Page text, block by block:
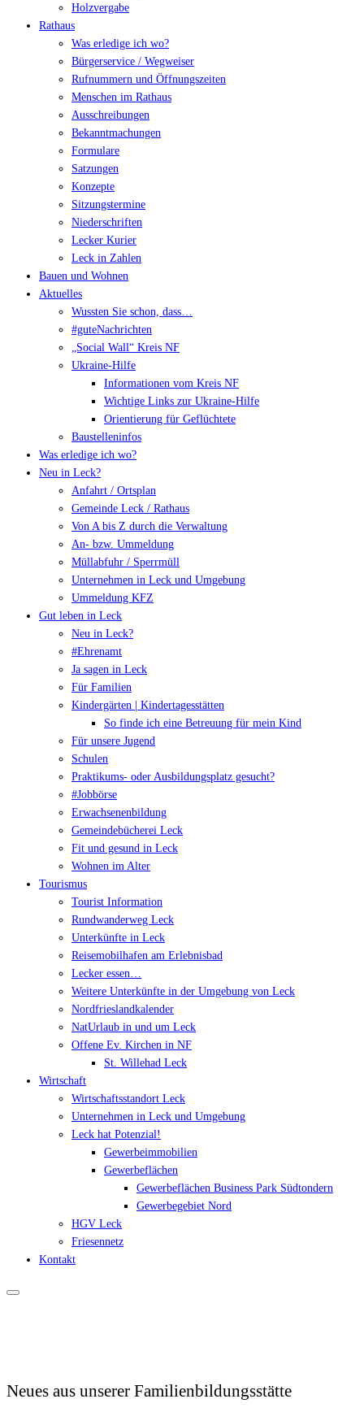
Holzvergabe
Rathaus
Was erledige ich wo?
Bürgerservice / Wegweiser
Rufnummern und Öffnungszeiten
Menschen im Rathaus
Ausschreibungen
Bekanntmachungen
Formulare
Satzungen
Konzepte
Sitzungstermine
Niederschriften
Lecker Kurier
Leck in Zahlen
Bauen und Wohnen
Aktuelles
Wussten Sie schon, dass…
#guteNachrichten
„Social Wall“ Kreis NF
Ukraine-Hilfe
Informationen vom Kreis NF
Wichtige Links zur Ukraine-Hilfe
Orientierung für Geflüchtete
Baustelleninfos
Was erledige ich wo?
Neu in Leck?
Anfahrt / Ortsplan
Gemeinde Leck / Rathaus
Von A bis Z durch die Verwaltung
An- bzw. Ummeldung
Müllabfuhr / Sperrmüll
Unternehmen in Leck und Umgebung
Ummeldung KFZ
Gut leben in Leck
Neu in Leck?
#Ehrenamt
Ja sagen in Leck
Für Familien
Kindergärten | Kindertagesstätten
So finde ich eine Betreuung für mein Kind
Für unsere Jugend
Schulen
Praktikums- oder Ausbildungsplatz gesucht?
#Jobbörse
Erwachsenenbildung
Gemeindebücherei Leck
Fit und gesund in Leck
Wohnen im Alter
Tourismus
Tourist Information
Rundwanderweg Leck
Unterkünfte in Leck
Reisemobilhafen am Erlebnisbad
Lecker essen…
Weitere Unterkünfte in der Umgebung von Leck
Nordfrieslandkalender
NatUrlaub in und um Leck
Offene Ev. Kirchen in NF
St. Willehad Leck
Wirtschaft
Wirtschaftsstandort Leck
Unternehmen in Leck und Umgebung
Leck hat Potenzial!
Gewerbeimmobilien
Gewerbeflächen
Gewerbeflächen Business Park Südtondern
Gewerbegebiet Nord
HGV Leck
Friesennetz
Kontakt
Neues aus unserer Familienbildungsstätte